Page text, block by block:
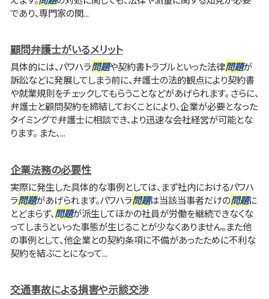
であり、専門家の関...
顧問弁護士がいるメリット
具体的には、パワハラ問題や契約書トラブルといった法律問題が
訴訟などに発展してしまう前に、弁護士の法的観点により契約書
や就業規則をチェックしてもらうことなどがあげられます。 さらに、
弁護士と顧問契約を締結しておくことにより、企業が必要となった
タイミングで弁護士に相談でき、より迅速な会社経営が可能とな
ります。 また、...
企業法務の必要性
実際に発生した具体的な事例としては、まず社内におけるパワハ
ラ問題があげられます。パワハラ問題は当該当事者だけの問題に
とどまらず、問題が派生してほかの社員が労働を継続できなくな
ってしまうといった事態が生じることが少なくありません。また他
の事例として、他企業との契約条項に不備があったために不利な
契約を結ぶことになって...
交通事故による損害や示談交渉